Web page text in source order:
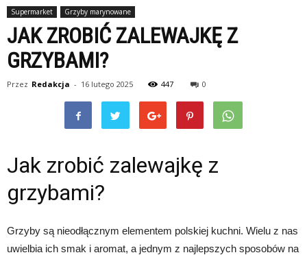
Supermarket Grzyby marynowane
JAK ZROBIĆ ZALEWAJKĘ Z
GRZYBAMI?
Przez Redakcja - 16 lutego 2025 447 0
Jak zrobić zalewajkę z
grzybami?
Grzyby są nieodłącznym elementem polskiej kuchni. Wielu z nas
uwielbia ich smak i aromat, a jednym z najlepszych sposobów na